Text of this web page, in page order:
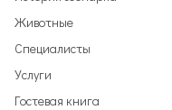
Животные
Специалисты
Услуги
Гостевая книга